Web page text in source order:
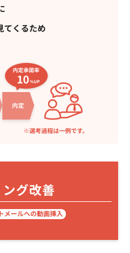
てくるため
グ改善
メールへの動画挿入